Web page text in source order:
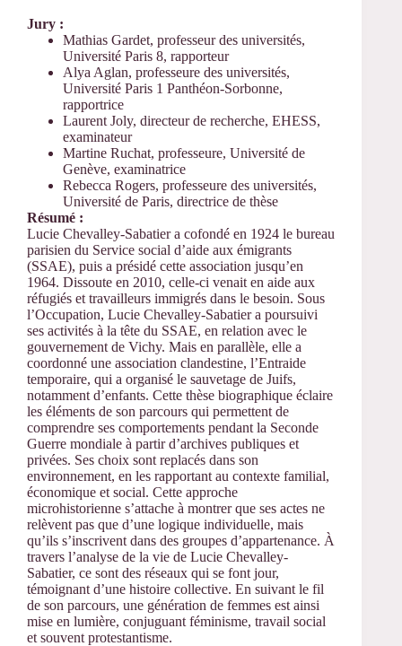
Jury :
Mathias Gardet, professeur des universités,
Université Paris 8, rapporteur
Alya Aglan, professeure des universités,
Université Paris 1 Panthéon-Sorbonne,
rapportrice
Laurent Joly, directeur de recherche, EHESS,
examinateur
Martine Ruchat, professeure, Université de
Genève, examinatrice
Rebecca Rogers, professeure des universités,
Université de Paris, directrice de thèse
Résumé :
Lucie Chevalley-Sabatier a cofondé en 1924 le bureau
parisien du Service social d’aide aux émigrants
(SSAE), puis a présidé cette association jusqu’en
1964. Dissoute en 2010, celle-ci venait en aide aux
réfugiés et travailleurs immigrés dans le besoin. Sous
l’Occupation, Lucie Chevalley-Sabatier a poursuivi
ses activités à la tête du SSAE, en relation avec le
gouvernement de Vichy. Mais en parallèle, elle a
coordonné une association clandestine, l’Entraide
temporaire, qui a organisé le sauvetage de Juifs,
notamment d’enfants. Cette thèse biographique éclaire
les éléments de son parcours qui permettent de
comprendre ses comportements pendant la Seconde
Guerre mondiale à partir d’archives publiques et
privées. Ses choix sont replacés dans son
environnement, en les rapportant au contexte familial,
économique et social. Cette approche
microhistorienne s’attache à montrer que ses actes ne
relèvent pas que d’une logique individuelle, mais
qu’ils s’inscrivent dans des groupes d’appartenance. À
travers l’analyse de la vie de Lucie Chevalley-
Sabatier, ce sont des réseaux qui se font jour,
témoignant d’une histoire collective. En suivant le fil
de son parcours, une génération de femmes est ainsi
mise en lumière, conjuguant féminisme, travail social
et souvent protestantisme.